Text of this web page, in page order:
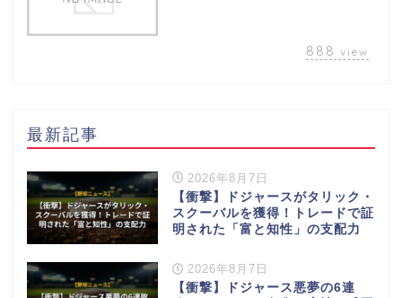
888 view
最新記事
2026年8月7日
【衝撃】ドジャースがタリック・
スクーバルを獲得！トレードで証
明された「富と知性」の支配力
2026年8月7日
【衝撃】ドジャース悪夢の6連